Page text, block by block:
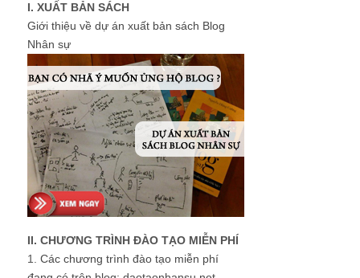
I. XUẤT BẢN SÁCH
Giới thiệu về dự án xuất bản sách Blog
Nhân sự
II. CHƯƠNG TRÌNH ĐÀO TẠO MIỄN PHÍ
1. Các chương trình đào tạo miễn phí